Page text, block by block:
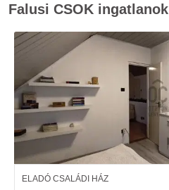
Falusi CSOK ingatlanok
ELADÓ CSALÁDI HÁZ